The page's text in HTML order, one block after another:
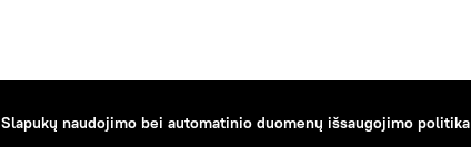
Slapukų naudojimo bei automatinio duomenų išsaugojimo politika